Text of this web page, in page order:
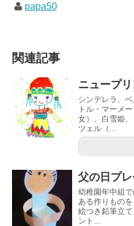
papa50
関連記事
ニュープ
シンデレラ、
トル・マーメ
女）、白雪姫
ツェル（...
父の日プレ
幼稚園年中組
ある作りもの
絵つき鉛筆立
ント...